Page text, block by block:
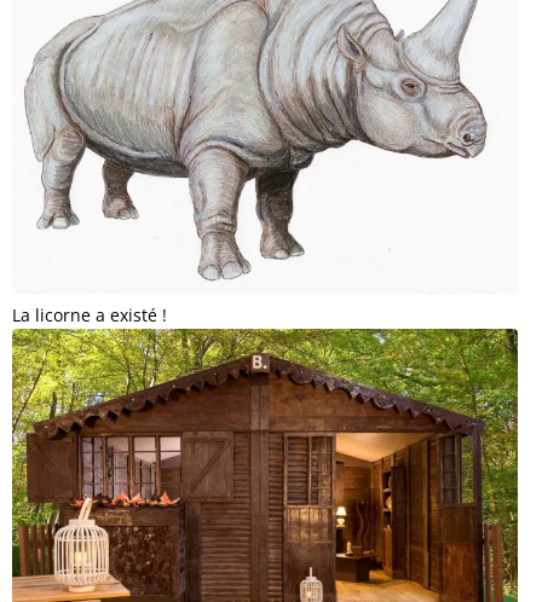
La licorne a existé !